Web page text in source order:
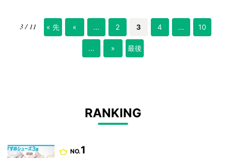
3 / 11 « 先 « ... 2 3 4 ... 10
... » 最後
RANKING
NO.1